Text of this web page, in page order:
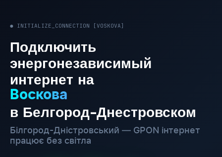
● INITIALIZE_CONNECTION [VOSKOVA]
Подключить
энергонезависимый
интернет на
Воскова
в Белгород-Днестровском
Білгород-Дністровський — GPON інтернет
працює без світла